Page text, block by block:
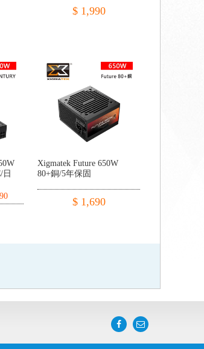
$ 1,990
日
Xigmatek Future 650W
80+銅/5年保固
$ 1,690